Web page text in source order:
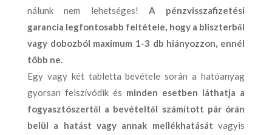
nálunk nem lehetséges! A pénzvisszafizetési
garancia legfontosabb feltétele, hogy a bliszterből
vagy dobozból maximum 1-3 db hiányozzon, ennél
több ne.
Egy vagy két tabletta bevétele során a hatóanyag
gyorsan felszívódik és minden esetben láthatja a
fogyasztószertől a bevételtől számított pár órán
belül a hatást vagy annak mellékhatását vagyis